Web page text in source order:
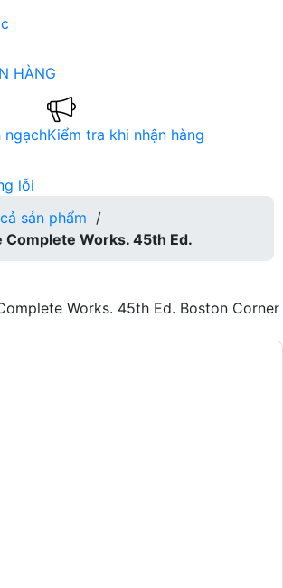
HÀNG
ngạchKiểm tra khi nhận hàng
lỗi
sản phẩm /
Complete Works. 45th Ed.
Works. 45th Ed. Boston Corner